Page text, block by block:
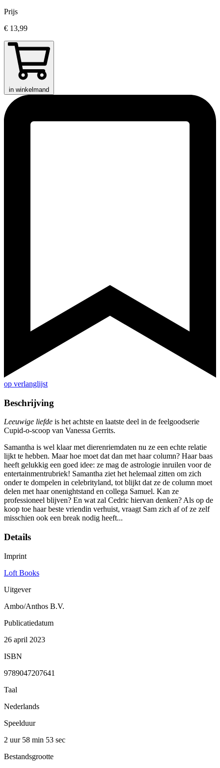
Prijs
€ 13,99
in winkelmand
op verlanglijst
Beschrijving
Leeuwige liefde is het achtste en laatste deel in de feelgoodserie
Cupid-o-scoop van Vanessa Gerrits.
Samantha is wel klaar met dierenriemdaten nu ze een echte relatie
lijkt te hebben. Maar hoe moet dat dan met haar column? Haar baas
heeft gelukkig een goed idee: ze mag de astrologie inruilen voor de
entertainmentrubriek! Samantha ziet het helemaal zitten om zich
onder te dompelen in celebrityland, tot blijkt dat ze de column moet
delen met haar onenightstand en collega Samuel. Kan ze
professioneel blijven? En wat zal Cedric hiervan denken? Als op de
koop toe haar beste vriendin verhuist, vraagt Sam zich af of ze zelf
misschien ook een break nodig heeft...
Details
Imprint
Loft Books
Uitgever
Ambo/Anthos B.V.
Publicatiedatum
26 april 2023
ISBN
9789047207641
Taal
Nederlands
Speelduur
2 uur 58 min 53 sec
Bestandsgrootte